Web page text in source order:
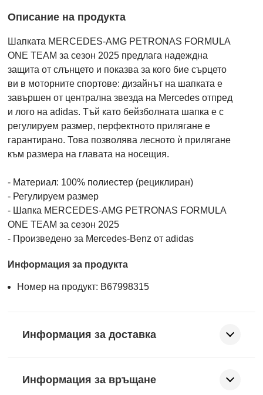
Описание на продукта
Шапката MERCEDES-AMG PETRONAS FORMULA
ONE TEAM за сезон 2025 предлага надеждна
защита от слънцето и показва за кого бие сърцето
ви в моторните спортове: дизайнът на шапката е
завършен от централна звезда на Mercedes отпред
и лого на adidas. Тъй като бейзболната шапка е с
регулируем размер, перфектното прилягане е
гарантирано. Това позволява лесното ѝ прилягане
към размера на главата на носещия.
- Материал: 100% полиестер (рециклиран)
- Регулируем размер
- Шапка MERCEDES-AMG PETRONAS FORMULA
ONE TEAM за сезон 2025
- Произведено за Mercedes-Benz от adidas
Информация за продукта
Номер на продукт: B67998315
Информация за доставка
Информация за връщане